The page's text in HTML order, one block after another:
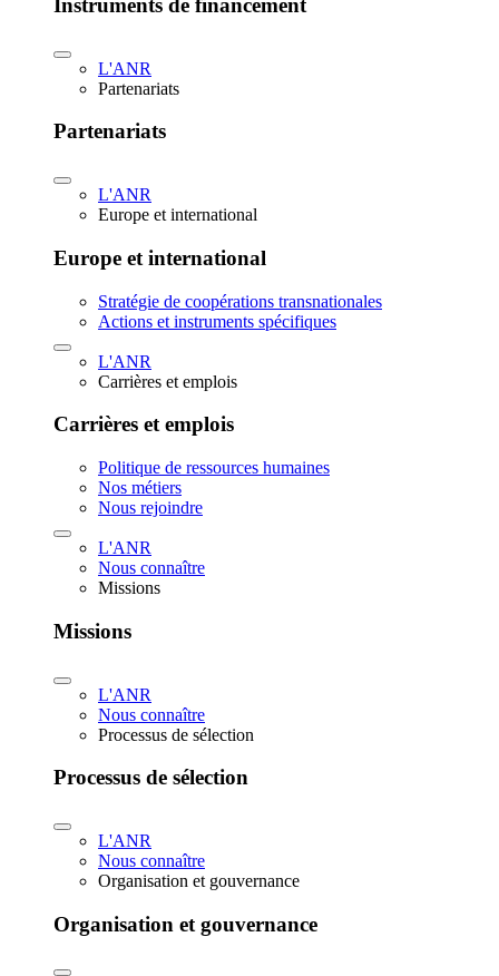
Instruments de financement
L'ANR
Partenariats
Partenariats
L'ANR
Europe et international
Europe et international
Stratégie de coopérations transnationales
Actions et instruments spécifiques
L'ANR
Carrières et emplois
Carrières et emplois
Politique de ressources humaines
Nos métiers
Nous rejoindre
L'ANR
Nous connaître
Missions
Missions
L'ANR
Nous connaître
Processus de sélection
Processus de sélection
L'ANR
Nous connaître
Organisation et gouvernance
Organisation et gouvernance